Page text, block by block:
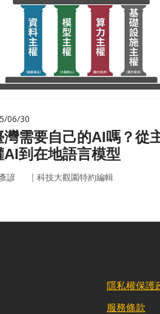
06/30
灣需要自己的AI嗎？從
AI到在地語言模型
諺 ｜ 科技大觀園特約編輯
隱私權保護
服務條款